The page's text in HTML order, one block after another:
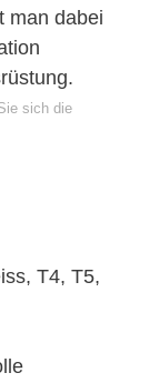
man dabei
sich die
T4, T5,